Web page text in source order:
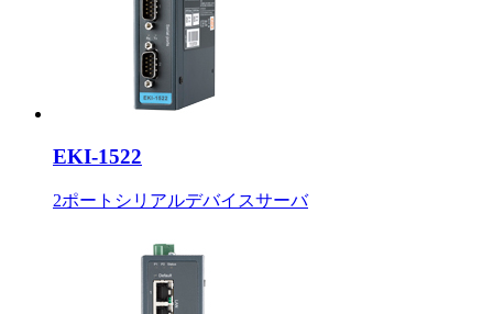
EKI-1522
2ポートシリアルデバイスサーバ